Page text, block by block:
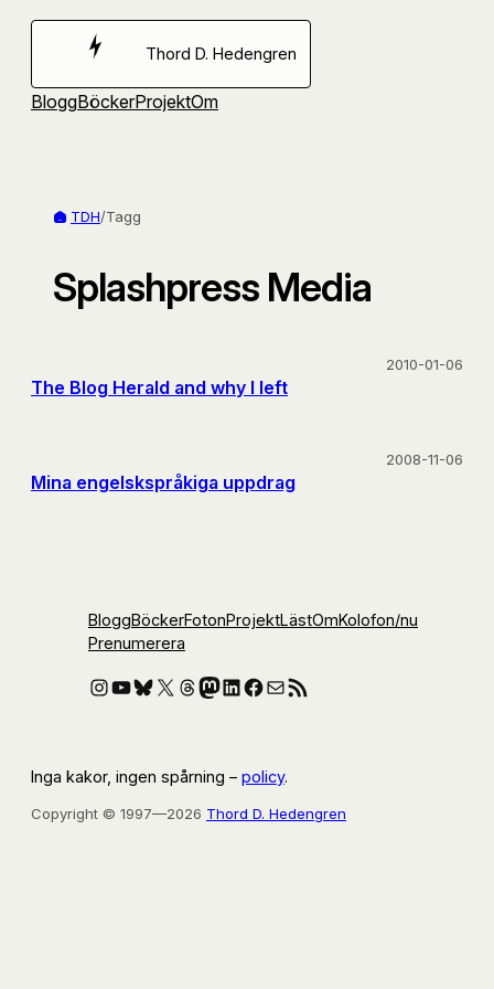
Hoppa
Thord D. Hedengren
BloggBöckerProjektOm
TDH/Tagg
Splashpress Media
The Blog Herald and why I left
2010-01-06
Mina engelskspråkiga uppdrag
2008-11-06
BloggBöckerFotonProjektLästOmKolofon/nu
Prenumerera
Instagram
YouTube
Bluesky
X Threads
Mastodon
LinkedIn
Facebook
E-postRSS-flöde
Inga kakor, ingen spårning – policy.
Copyright © 1997—2026 Thord D. Hedengren